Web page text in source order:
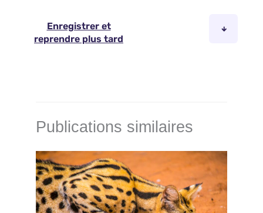
Publications similaires